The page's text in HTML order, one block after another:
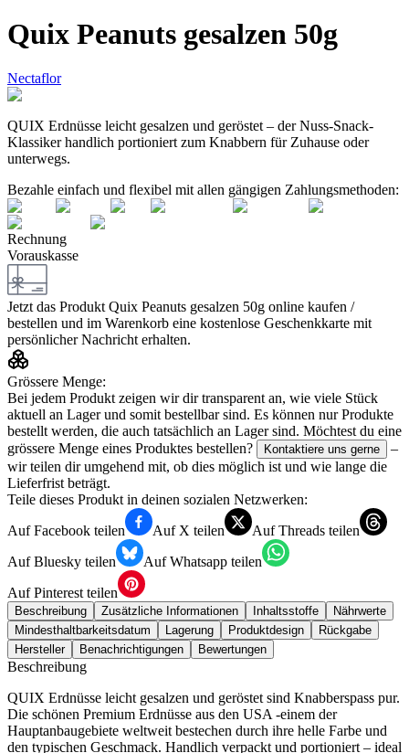
Quix Peanuts gesalzen 50g
Nectaflor
QUIX Erdnüsse leicht gesalzen und geröstet – der Nuss-Snack-
Klassiker handlich portioniert zum Knabbern für Zuhause oder
unterwegs.
Bezahle einfach und flexibel mit allen gängigen Zahlungsmethoden:
Rechnung
Vorauskasse
Jetzt das Produkt Quix Peanuts gesalzen 50g online kaufen /
bestellen und im Warenkorb eine kostenlose Geschenkkarte mit
persönlicher Nachricht erhalten.
Grössere Menge:
Bei jedem Produkt zeigen wir dir transparent an, wie viele Stück
aktuell an Lager und somit bestellbar sind. Es können nur Produkte
bestellt werden, die auch tatsächlich an Lager sind. Möchtest du eine
grössere Menge eines Produktes bestellen?
Kontaktiere uns gerne
–
wir teilen dir umgehend mit, ob dies möglich ist und wie lange die
Lieferfrist beträgt.
Teile dieses Produkt in deinen sozialen Netzwerken:
Auf Facebook teilen
Auf X teilen
Auf Threads teilen
Auf Bluesky teilen
Auf Whatsapp teilen
Auf Pinterest teilen
Beschreibung Zusätzliche Informationen Inhaltsstoffe
Nährwerte
Mindesthaltbarkeitsdatum
Lagerung Produktdesign
Rückgabe
Hersteller
Benachrichtigungen Bewertungen
Beschreibung
QUIX Erdnüsse leicht gesalzen und geröstet sind Knabberspass pur.
Die schönen Premium Erdnüsse aus den USA -einem der
Hauptanbaugebiete weltweit bestechen durch ihre helle Farbe und
den typischen Geschmack. Handlich verpackt und portioniert – ideal